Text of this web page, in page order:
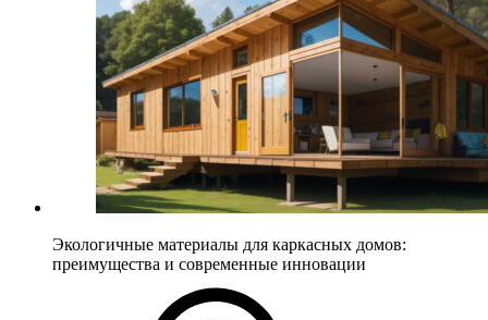
Экологичные материалы для каркасных домов:
преимущества и современные инновации